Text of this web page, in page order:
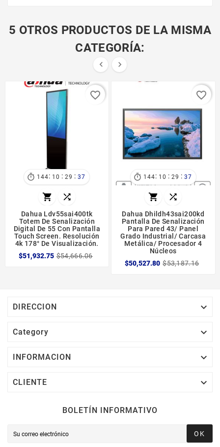
5 OTROS PRODUCTOS DE LA MISMA
CATEGORÍA:
 
 144: 10 : 29 : 37
 
Dahua Ldv55sai400tk
Totem De Senalización
Digital De 55 Con Pantalla
Touch Screen. Resolución
4k 178° De Visualización.
$51,932.75 $54,666.06
favorite_border
 144: 10 : 29 : 37
 
Dahua Dhildh43sai200kd
Pantalla De Senalización
Para Pared 43/ Panel
Grado Industrial/ Carcasa
Metálica/ Procesador 4
Núcleos
$50,527.80 $53,187.16
favorite_border
DIRECCION 
Category 
INFORMACION 
CLIENTE 
BOLETÍN INFORMATIVO
OK